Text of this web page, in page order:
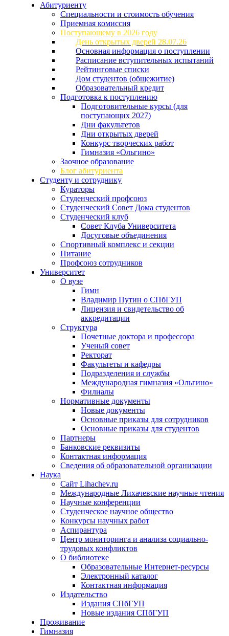
Абитуриенту
Специальности и стоимость обучения
Приемная комиссия
Поступающему в 2026 году
День открытых дверей 28.07.26
Основная информация о поступлении
Расписание вступительных испытаний
Рейтинговые списки
Дом студентов (общежитие)
Образовательный кредит
Подготовка к поступлению
Подготовительные курсы (для
поступающих 2027)
Дни факультетов
Дни открытых дверей
Конкурс творческих работ
Гимназия «Ольгино»
Заочное образование
Блог абитуриента
Студенту и сотруднику
Кураторы
Студенческий профсоюз
Студенческий Совет Дома студентов
Студенческий клуб
Совет Клуба Университета
Досуговые объединения
Спортивный комплекс и секции
Питание
Профсоюз сотрудников
Университет
О вузе
Гимн
Владимир Путин о СПбГУП
Лицензия и свидетельство об
аккредитации
Структура
Почетные доктора и профессора
Ученый совет
Ректорат
Факультеты и кафедры
Подразделения и службы
Международная гимназия «Ольгино»
Филиалы
Нормативные документы
Новые документы
Основные приказы для сотрудников
Основные приказы для студентов
Партнеры
Банковские реквизиты
Контактная информация
Сведения об образовательной организации
Наука
Сайт Lihachev.ru
Международные Лихачевские научные чтения
Научные конференции
Студенческое научное общество
Конкурсы научных работ
Аспирантура
Центр мониторинга и анализа социально-
трудовых конфликтов
О библиотеке
Образовательные Интернет-ресурсы
Электронный каталог
Контактная информация
Издательство
Издания СПбГУП
Новые издания СПбГУП
Проживание
Гимназия